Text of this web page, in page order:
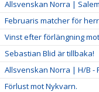
Allsvenskan Norra |
Februaris matcher för
Vinst efter förlängning
Sebastian Blid är tillbaka!
Allsvenskan Norra | H/B -
Förlust mot Nykvarn.